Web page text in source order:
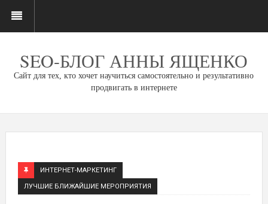
SEO-БЛОГ АННЫ ЯЩЕНКО
Сайт для тех, кто хочет научиться самостоятельно и результативно
продвигать в интернете
ИНТЕРНЕТ-МАРКЕТИНГ
ЛУЧШИЕ БЛИЖАЙШИЕ МЕРОПРИЯТИЯ